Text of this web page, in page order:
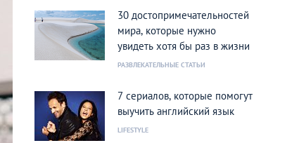
30 достопримечательностей
мира, которые нужно
увидеть хотя бы раз в жизни
РАЗВЛЕКАТЕЛЬНЫЕ СТАТЬИ
7 сериалов, которые помогут
выучить английский язык
LIFESTYLE